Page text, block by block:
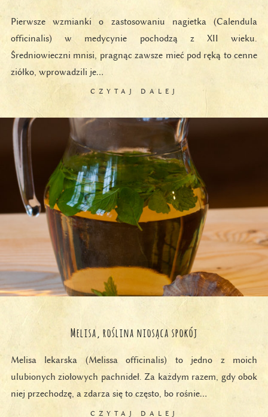
Pierwsze wzmianki o zastosowaniu nagietka (Calendula
officinalis) w medycynie pochodzą z XII wieku.
Średniowieczni mnisi, pragnąc zawsze mieć pod ręką to cenne
ziółko, wprowadzili je…
CZYTAJ DALEJ
Melisa, roślina niosąca spokój
Melisa lekarska (Melissa officinalis) to jedno z moich
ulubionych ziołowych pachnideł. Za każdym razem, gdy obok
niej przechodzę, a zdarza się to często, bo rośnie…
CZYTAJ DALEJ